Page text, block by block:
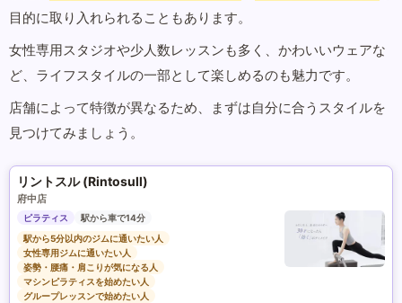
目的に取り入れられることもあります。
女性専用スタジオや少人数レッスンも多く、かわいいウェアな
ど、ライフスタイルの一部として楽しめるのも魅力です。
店舗によって特徴が異なるため、まずは自分に合うスタイルを
見つけてみましょう。
リントスル (Rintosull)
府中店
ピラティス
駅から車で14分
駅から5分以内のジムに通いたい人
女性専用ジムに通いたい人
姿勢・腰痛・肩こりが気になる人
マシンピラティスを始めたい人
グループレッスンで始めたい人